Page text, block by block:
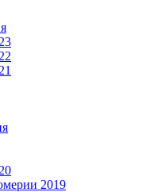
2019